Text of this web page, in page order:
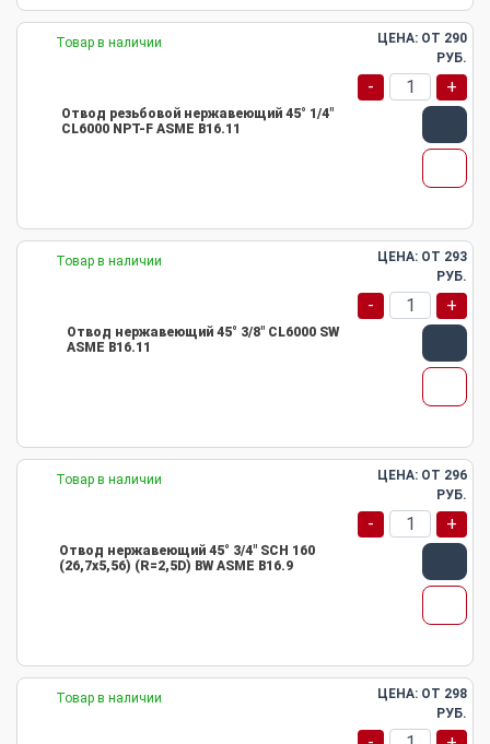
Товар в наличии
Отвод резьбовой нержавеющий 45° 1/4"
CL6000 NPT-F ASME B16.11
ЦЕНА: ОТ 290
РУБ.
- +
Товар в наличии
Отвод нержавеющий 45° 3/8" CL6000 SW
ASME B16.11
ЦЕНА: ОТ 293
РУБ.
- +
Товар в наличии
Отвод нержавеющий 45° 3/4" SCH 160
(26,7х5,56) (R=2,5D) BW ASME B16.9
ЦЕНА: ОТ 296
РУБ.
- +
Товар в наличии ЦЕНА: ОТ 298
РУБ.